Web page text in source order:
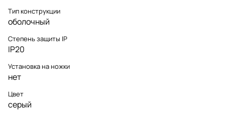
Тип конструкции
оболочный
Степень защиты IP
IP20
Установка на ножки
нет
Цвет
серый